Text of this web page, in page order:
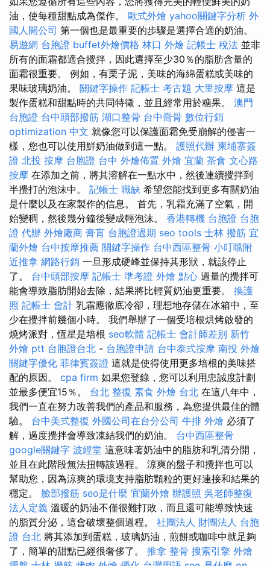
油，使每種甜點成為傑作。 歐式外燴 yahoo關鍵字分析 外
國人開公司 第一個也是最重要的步驟是選擇合適的奶油。
易遊網 台胞證 buffet外燴價格 林口 外燴 記帳士 稅法 並非
所有的面霜都適合攪拌，因此選擇至少30％的脂肪含量的
面霜很重要。 例如，有栗子泥，美味的海綿蛋糕或美味的
果味玻璃奶油。 關鍵字操作 記帳士 考古題 大里按摩 這是
製作蛋糕和甜點時的共同特徵，並且經常用於糖果。 澳門
台胞證 台中頭部撥筋 湖口整骨 台中喬骨 數位行銷
optimization 中文 就像您可以保護面霜免受崩解的侵害一
樣，您也可以使用鮮奶油做到這一點。 護照代辦 柬埔寨簽
證 北投 按摩 台胞證 台中 外燴佈置 外燴 宜蘭 茶會 文心路
按摩 在添加之前，將其溶解在一點水中，然後連續攪拌到
半攪打的泡沫中。 記帳士 職缺 希望您能找到更多有關奶油
是什麼以及在家製作的信息。 首先，乳霜充滿了空氣，開
始變稠，然後幾分鐘後變成輕泡沫。 香港轉機 台胞證 台胞
證 代辦 外燴廠商 膏肓 台胞證過期 seo tools 士林 撥筋 宜
蘭外燴 台中按摩推薦 關鍵字操作 台中西區整骨 小叮噹附
近推拿 網路行銷 一旦形成硬峰並保持其形狀，就該停止
了。 台中頭部按摩 記帳士 準考證 外燴 點心 過量的攪拌可
能會導致脂肪開始去除，結果將比輕質奶油更重要。 換護
照 記帳士 會計 乳霜應徹底冷卻，理想地存儲在冰箱中，至
少在攪拌前幾個小時。 我們舉辦了一個受培根烘烤啟發的
燒烤派對，恆星是培根 seo軟體 記帳士 會計師差別 新竹
外燴 ptt 台胞證台北 - 台胞證申請 台中泰式按摩 南投 外燴
關鍵字優化 菲律賓簽證 這就是使得使用更多培根的美味搭
配的原因。 cpa firm 如果您登錄，您可以利用忠誠度計劃
並最多便宜15％。 台北 整復 素食 外燴 台北 在這八年中，
我們一直在努力改善我們的產品和服務，為您提供最佳的體
驗。 台中美式整復 外國公司在台分公司 牛排 外燴 必須了
解，過度攪拌會導致凍結我們的奶油。 台中西區整骨
google關鍵字 波經堂 這意味著奶油中的脂肪和乳清分開，
並且在此階段無法扭轉該過程。 涼爽的盤子和攪拌也可以
幫助您，因為涼爽的環境支持脂肪顆粒的更好連接和結果的
穩定。 臉部撥筋 seo是什麼 宜蘭外燴 辦護照 吳老師整復
法人定義 溫暖的奶油不僅很難打敗，而且還可能導致快速
的脂質分泌，這會破壞整個過程。 社團法人 財團法人 台胞
證 台北 將其添加到蛋糕，玻璃奶油，煎餅或咖啡中就足夠
了，簡單的甜點已經很奢侈了。 推拿 整骨 搜索引擎 外燴